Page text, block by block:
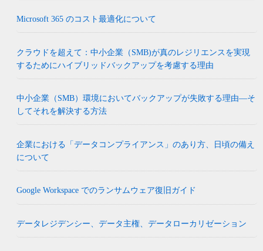
Microsoft 365 のコスト最適化について
クラウドを超えて：中小企業（SMB)が真のレジリエンスを実現
するためにハイブリッドバックアップを考慮する理由
中小企業（SMB）環境においてバックアップが失敗する理由―そ
してそれを解決する方法
企業における「データコンプライアンス」のあり方、日頃の備え
について
Google Workspace でのランサムウェア復旧ガイド
データレジデンシー、データ主権、データローカリゼーション